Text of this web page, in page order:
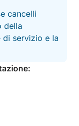
cancelli
della
di servizio e la